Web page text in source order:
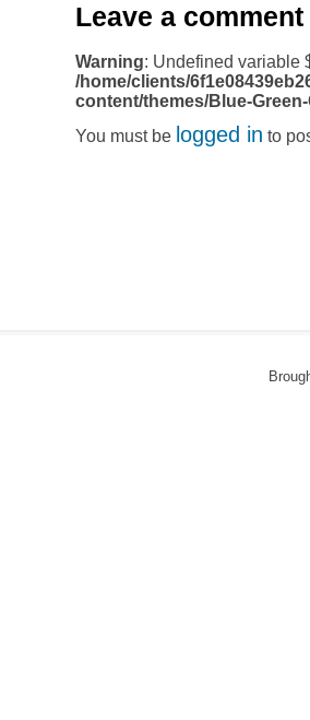
Leave a comment
Warning: Undefined variable
/home/clients/
content/themes/Blue-
You must be logged in to